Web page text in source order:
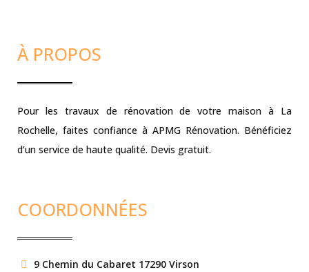
À PROPOS
Pour les travaux de rénovation de votre maison à La
Rochelle, faites confiance à APMG Rénovation. Bénéficiez
d’un service de haute qualité. Devis gratuit.
COORDONNÉES
9 Chemin du Cabaret 17290 Virson